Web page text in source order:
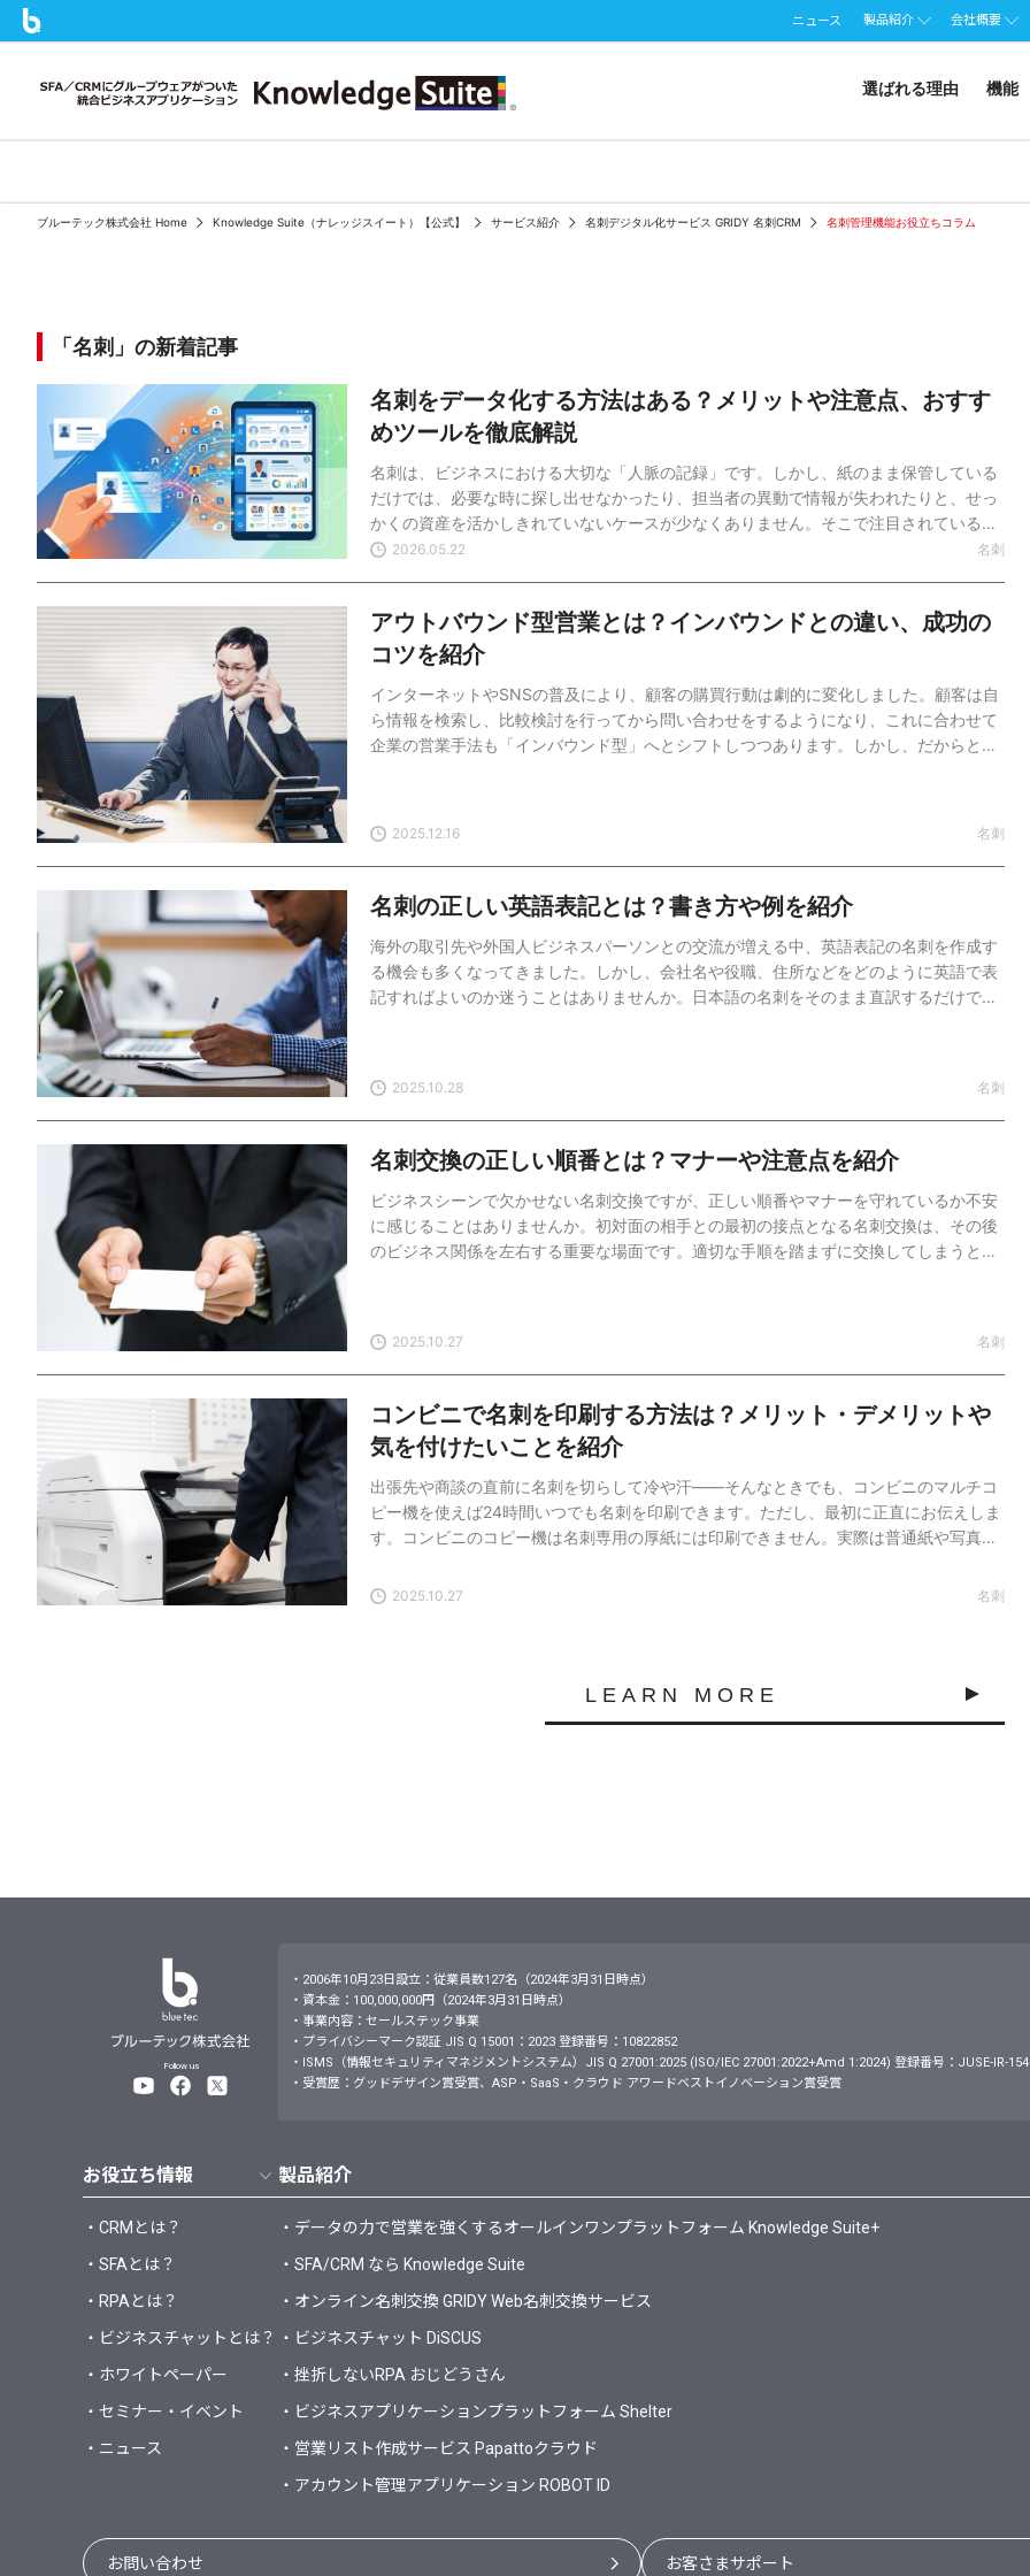
ニュース 製品紹介 会社概要
選ばれる理由 機能
ブルーテック株式会社 Home Knowledge Suite（ナレッジスイート）【公式】 サービス紹介 名刺デジタル化サービス GRIDY 名刺CRM 名刺管理機能お役立ちコラム
「名刺」の新着記事
名刺をデータ化する方法はある？メリットや注意点、おすす
めツールを徹底解説
名刺は、ビジネスにおける大切な「人脈の記録」です。しかし、紙のまま保管している
だけでは、必要な時に探し出せなかったり、担当者の異動で情報が失われたりと、せっ
かくの資産を活かしきれていないケースが少なくありません。そこで注目されているの
が、名刺のデータ化です。データ化すれば、欲しい情報をすぐに検索でき、社内での共
理をもっと効率化したい」とお考えの方は、ぜひ参考にしてみてください。SFA／CRM
／グループウェアをこれ一つで名刺管理・営業日報・スケジュール管理もオールインワ
率化から情報共有まで1つのプラットフォームで完結。＼3分でわかるKnowle…
2026.05.22 名刺
アウトバウンド型営業とは？インバウンドとの違い、成功の
コツを紹介
インターネットやSNSの普及により、顧客の購買行動は劇的に変化しました。顧客は自
ら情報を検索し、比較検討を行ってから問い合わせをするようになり、これに合わせて
企業の営業手法も「インバウンド型」へとシフトしつつあります。しかし、だからとい
ウンド営業の基礎知識やインバウンドとの違いといった基本から、具体的な施策、メリ
ット・デメリット、成果を出すためのコツまでを網羅的に解説します。SFA／CRM／グ
ループウェアをこれ一つで名刺管理・営業日報・スケジュール管理もオールインワンユ
ーザー数無制限で利用できるシンプルで使いやすいSFA/CRMツール。営業活動の効率
化…
2025.12.16 名刺
名刺の正しい英語表記とは？書き方や例を紹介
海外の取引先や外国人ビジネスパーソンとの交流が増える中、英語表記の名刺を作成す
る機会も多くなってきました。しかし、会社名や役職、住所などをどのように英語で表
記すればよいのか迷うことはありませんか。日本語の名刺をそのまま直訳するだけで
ジュール管理もオールインワンユーザー数無制限で利用できるシンプルで使いやすい
SFA/CRMツール。営業活動の効率化から情報共有まで1つのプラットフォームで完結。
＼3分でわかるKnowledgeSuiteの全機能／無料で資料をダウンロードサービス詳細はこ
ちら>名刺における正しい英語表記とは名刺に…
2025.10.28 名刺
名刺交換の正しい順番とは？マナーや注意点を紹介
ビジネスシーンで欠かせない名刺交換ですが、正しい順番やマナーを守れているか不安
に感じることはありませんか。初対面の相手との最初の接点となる名刺交換は、その後
のビジネス関係を左右する重要な場面です。適切な手順を踏まずに交換してしまうと、
SFA／CRM／グループウェアをこれ一つで名刺管理・営業日報・スケジュール管理もオ
ールインワンユーザー数無制限で利用できるシンプルで使いやすいSFA/CRMツール。営
業活動の効率化から情報共有まで1つのプラットフォームで完結。＼3分でわかる
KnowledgeSuiteの全機能／無料で資料をダウンロードサービス…
2025.10.27 名刺
コンビニで名刺を印刷する方法は？メリット・デメリットや
気を付けたいことを紹介
出張先や商談の直前に名刺を切らして冷や汗——そんなときでも、コンビニのマルチコ
ピー機を使えば24時間いつでも名刺を印刷できます。ただし、最初に正直にお伝えしま
す。コンビニのコピー機は名刺専用の厚紙には印刷できません。実際は普通紙や写真用
適でも、「まとめて・高品質」にはネット印刷が向きます。この記事では、セブン-イレ
に登録して番号で刷る方式」と「その場でデータを持ち込む方式（Wi-Fi・USB）」の大
2025.10.27 名刺
LEARN MORE
Follow us
・2006年10月23日設立：従業員数127名（2024年3月31日時点）
・資本金：100,000,000円（2024年3月31日時点）
・事業内容：セールステック事業
・プライバシーマーク認証 JIS Q 15001：2023 登録番号：10822852
・ISMS（情報セキュリティマネジメントシステム）JIS Q 27001:2025 (ISO/IEC 27001:2022+Amd 1:2024) 登録番号：JUSE-IR-154
・受賞歴：グッドデザイン賞受賞、ASP・SaaS・クラウド アワードベストイノベーション賞受賞
お役立ち情報
・CRMとは？
・SFAとは？
・RPAとは？
・ビジネスチャットとは？
・ホワイトペーパー
・セミナー・イベント
・ニュース
製品紹介
・データの力で営業を強くするオールインワンプラットフォーム Knowledge Suite+
・SFA/CRM なら Knowledge Suite
・オンライン名刺交換 GRIDY Web名刺交換サービス
・ビジネスチャット DiSCUS
・挫折しないRPA おじどうさん
・ビジネスアプリケーションプラットフォーム Shelter
・営業リスト作成サービス Papattoクラウド
・アカウント管理アプリケーション ROBOT ID
お問い合わせ お客さまサポート